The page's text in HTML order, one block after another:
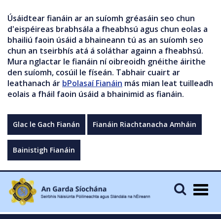
Úsáidtear fianáin ar an suíomh gréasáin seo chun
d'eispéireas brabhsála a fheabhsú agus chun eolas a
bhailiú faoin úsáid a bhaineann tú as an suíomh seo
chun an tseirbhís atá á soláthar againn a fheabhsú.
Mura nglactar le fianáin ní oibreoidh gnéithe áirithe
den suíomh, cosúil le físeán. Tabhair cuairt ar
leathanach ár bPolasaí Fianáin más mian leat tuilleadh
eolais a fháil faoin úsáid a bhainimid as fianáin.
Glac le Gach Fianán Fianáin Riachtanacha Amháin
Bainistigh Fianáin